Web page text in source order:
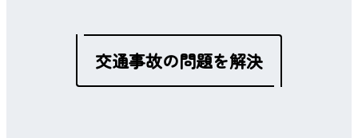
交通事故の問題を解決